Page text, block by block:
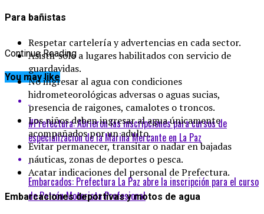
Para bañistas
Respetar cartelería y advertencias en cada sector.
Asistir solo a lugares habilitados con servicio de
guardavidas.
No ingresar al agua con condiciones
hidrometeorológicas adversas o aguas sucias,
presencia de raigones, camalotes o troncos.
Los niños deben ingresar al agua únicamente
acompañados por un adulto.
Evitar permanecer, transitar o nadar en bajadas
náuticas, zonas de deportes o pesca.
Acatar indicaciones del personal de Prefectura.
Embarcaciones deportivas y motos de agua
Continue Reading
You may like
#Prefectura: Abrieron las inscripciones para cursos de
especialización de la Marina Mercante en La Paz
Embarcados: Prefectura La Paz abre la inscripción para el curso
de Patrón Motorista Profesional